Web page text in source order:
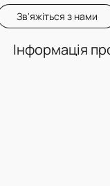
Зв'яжіться з нами
Інформація